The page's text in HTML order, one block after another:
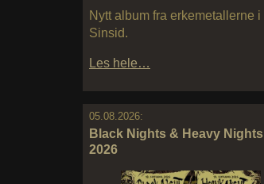
Nytt album fra erkemetallerne i
Sinsid.
Les hele…
05.08.2026:
Black Nights & Heavy Nights
2026